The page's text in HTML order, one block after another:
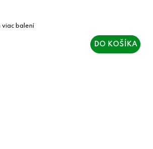
DO KOŠÍKA